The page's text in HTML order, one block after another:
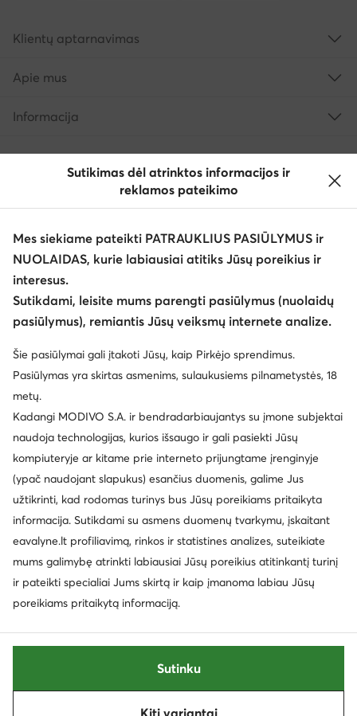
Klientų aptarnavimas
Apie mus
Informacija
© eavalyne.lt 2026
Taisyklės
Pakeisti nustatymus
Privatumo politika
Duomenų apsauga
Sutikimas dėl atrinktos informacijos ir
reklamos pateikimo
Mes siekiame pateikti PATRAUKLIUS PASIŪLYMUS ir
NUOLAIDAS, kurie labiausiai atitiks Jūsų poreikius ir
interesus.
Sutikdami, leisite mums parengti pasiūlymus (nuolaidų
pasiūlymus), remiantis Jūsų veiksmų internete analize.
Šie pasiūlymai gali įtakoti Jūsų, kaip Pirkėjo sprendimus.
Pasiūlymas yra skirtas asmenims, sulaukusiems pilnametystės, 18
metų.
Kadangi MODIVO S.A. ir bendradarbiaujantys su įmone subjektai
naudoja technologijas, kurios išsaugo ir gali pasiekti Jūsų
kompiuteryje ar kitame prie interneto prijungtame įrenginyje
(ypač naudojant slapukus) esančius duomenis, galime Jus
užtikrinti, kad rodomas turinys bus Jūsų poreikiams pritaikyta
informacija. Sutikdami su asmens duomenų tvarkymu, įskaitant
eavalyne.lt profiliavimą, rinkos ir statistines analizes, suteikiate
mums galimybę atrinkti labiausiai Jūsų poreikius atitinkantį turinį
ir pateikti specialiai Jums skirtą ir kaip įmanoma labiau Jūsų
poreikiams pritaikytą informaciją.
Kiti variantai
Sutinku